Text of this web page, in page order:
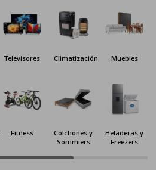
Televisores Climatización Muebles
Fitness
Colchones y
Sommiers
Heladeras y
Freezers